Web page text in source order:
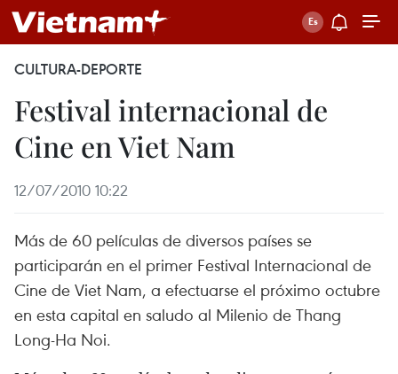
CULTURA-DEPORTE
Festival internacional de
Cine en Viet Nam
12/07/2010 10:22
Más de 60 películas de diversos países se
participarán en el primer Festival Internacional de
Cine de Viet Nam, a efectuarse el próximo octubre
en esta capital en saludo al Milenio de Thang
Long-Ha Noi.